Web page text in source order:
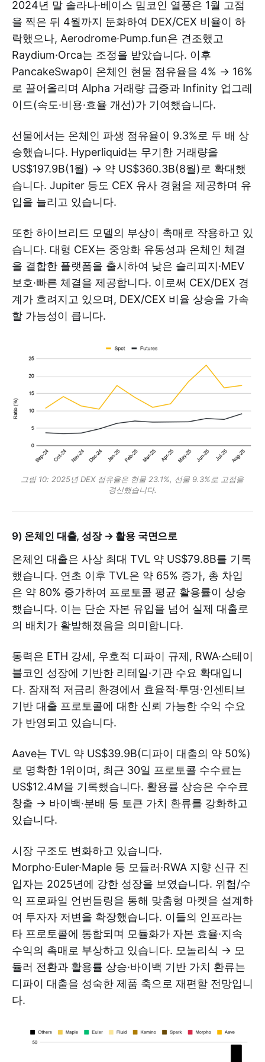
2024년 말 솔라나·베이스 밈코인 열풍은 1월 고점
을 찍은 뒤 4월까지 둔화하여 DEX/CEX 비율이 하
락했으나, Aerodrome·Pump.fun은 견조했고
Raydium·Orca는 조정을 받았습니다. 이후
PancakeSwap이 온체인 현물 점유율을 4% → 16%
로 끌어올리며 Alpha 거래량 급증과 Infinity 업그레
이드(속도·비용·효율 개선)가 기여했습니다.
선물에서는 온체인 파생 점유율이 9.3%로 두 배 상
승했습니다. Hyperliquid는 무기한 거래량을
US$197.9B(1월) → 약 US$360.3B(8월)로 확대했
습니다. Jupiter 등도 CEX 유사 경험을 제공하며 유
입을 늘리고 있습니다.
또한 하이브리드 모델의 부상이 촉매로 작용하고 있
습니다. 대형 CEX는 중앙화 유동성과 온체인 체결
을 결합한 플랫폼을 출시하여 낮은 슬리피지·MEV
보호·빠른 체결을 제공합니다. 이로써 CEX/DEX 경
계가 흐려지고 있으며, DEX/CEX 비율 상승을 가속
할 가능성이 큽니다.
그림 10: 2025년 DEX 점유율은 현물 23.1%, 선물 9.3%로 고점을
경신했습니다.
9) 온체인 대출, 성장 → 활용 국면으로
온체인 대출은 사상 최대 TVL 약 US$79.8B를 기록
했습니다. 연초 이후 TVL은 약 65% 증가, 총 차입
은 약 80% 증가하여 프로토콜 평균 활용률이 상승
했습니다. 이는 단순 자본 유입을 넘어 실제 대출로
의 배치가 활발해졌음을 의미합니다.
동력은 ETH 강세, 우호적 디파이 규제, RWA·스테이
블코인 성장에 기반한 리테일·기관 수요 확대입니
다. 잠재적 저금리 환경에서 효율적·투명·인센티브
기반 대출 프로토콜에 대한 신뢰 가능한 수익 수요
가 반영되고 있습니다.
Aave는 TVL 약 US$39.9B(디파이 대출의 약 50%)
로 명확한 1위이며, 최근 30일 프로토콜 수수료는
US$12.4M을 기록했습니다. 활용률 상승은 수수료
창출 → 바이백·분배 등 토큰 가치 환류를 강화하고
있습니다.
시장 구조도 변화하고 있습니다.
Morpho·Euler·Maple 등 모듈러·RWA 지향 신규 진
입자는 2025년에 강한 성장을 보였습니다. 위험/수
익 프로파일 언번들링을 통해 맞춤형 마켓을 설계하
여 투자자 저변을 확장했습니다. 이들의 인프라는
타 프로토콜에 통합되며 모듈화가 자본 효율·지속
수익의 촉매로 부상하고 있습니다. 모놀리식 → 모
듈러 전환과 활용률 상승·바이백 기반 가치 환류는
디파이 대출을 성숙한 제품 축으로 재편할 전망입니
다.